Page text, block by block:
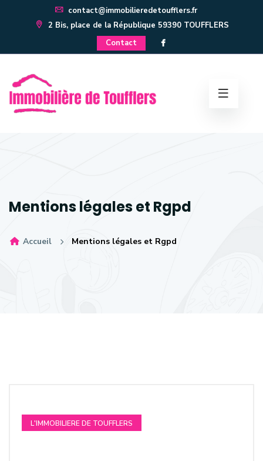
contact@immobilieredetoufflers.fr
2 Bis, place de la République 59390 TOUFFLERS
Contact
Mentions légales et Rgpd
Accueil Mentions légales et Rgpd
L'IMMOBILIERE DE TOUFFLERS